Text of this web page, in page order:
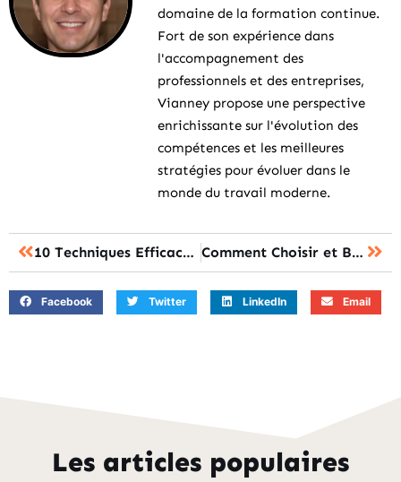
domaine de la formation continue.
Fort de son expérience dans
l'accompagnement des
professionnels et des entreprises,
Vianney propose une perspective
enrichissante sur l'évolution des
compétences et les meilleures
stratégies pour évoluer dans le
monde du travail moderne.
10 Techniques Efficaces pour Optimiser l’Apprentissage en Formation Comment Choisir et Bénéficier des Cours en Ligne Certifiés pour Booster Votre Carrière
Facebook Twitter LinkedIn Email
Les articles populaires